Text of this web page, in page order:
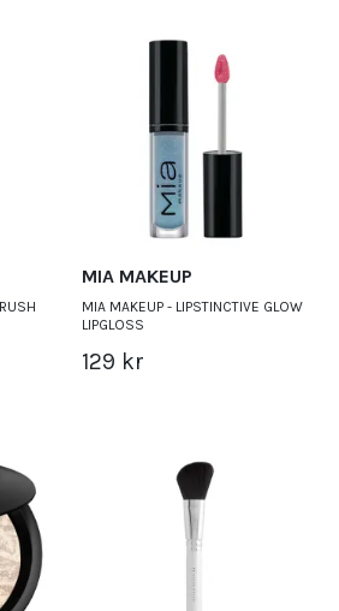
MIA MAKEUP
MIA MAKEUP - LIPSTINCTIVE GLOW
LIPGLOSS
129 kr